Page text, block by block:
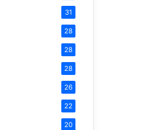
31
28
28
28
26
22
20